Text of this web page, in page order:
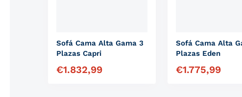
Sofá Cama Alta Gama 3
Plazas Capri
Precio habitual
€1.832,99
Sofá Cama Alta
Plazas Eden
Precio habitual
€1.775,99